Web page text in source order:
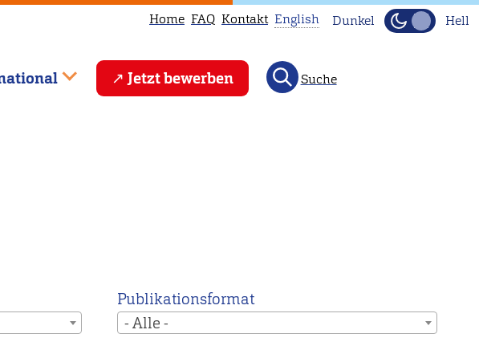
Home FAQ Kontakt
This
page
main
page
English Dunkel Hell
Jetzt bewerben Suche
Publikationsformat
- Alle -